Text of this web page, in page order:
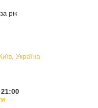
рік
Україна